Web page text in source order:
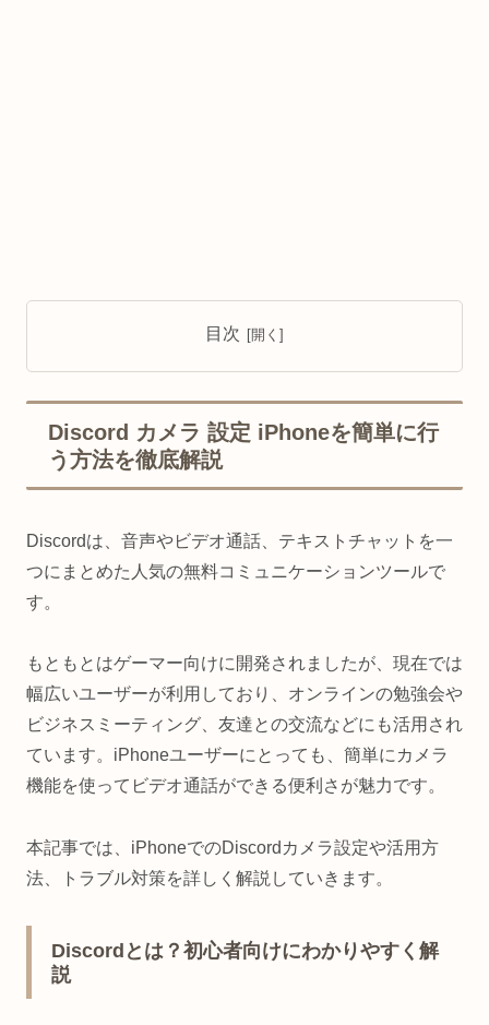
目次
Discord カメラ 設定 iPhoneを簡単に行
う方法を徹底解説
Discordは、音声やビデオ通話、テキストチャットを一
つにまとめた人気の無料コミュニケーションツールで
す。
もともとはゲーマー向けに開発されましたが、現在では
幅広いユーザーが利用しており、オンラインの勉強会や
ビジネスミーティング、友達との交流などにも活用され
ています。iPhoneユーザーにとっても、簡単にカメラ
機能を使ってビデオ通話ができる便利さが魅力です。
本記事では、iPhoneでのDiscordカメラ設定や活用方
法、トラブル対策を詳しく解説していきます。
Discordとは？初心者向けにわかりやすく解
説